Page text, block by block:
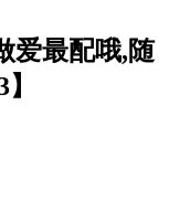
爱最配哦,随